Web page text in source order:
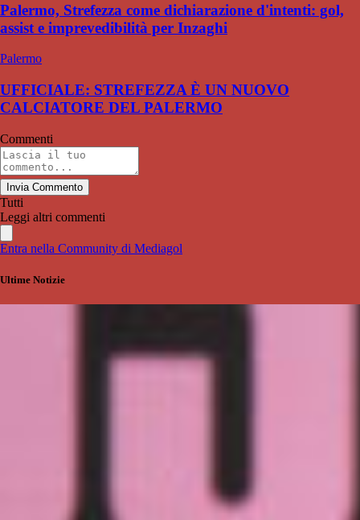
Palermo, Strefezza come dichiarazione d'intenti: gol,
assist e imprevedibilità per Inzaghi
Palermo
UFFICIALE: STREFEZZA È UN NUOVO
CALCIATORE DEL PALERMO
Commenti
Invia Commento
Tutti
Leggi altri commenti
Entra nella Community di Mediagol
Ultime Notizie